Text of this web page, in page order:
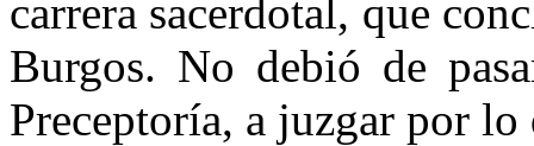
carrera sacerdotal, que
Burgos. No debió de
Preceptoría, a juzgar por lo